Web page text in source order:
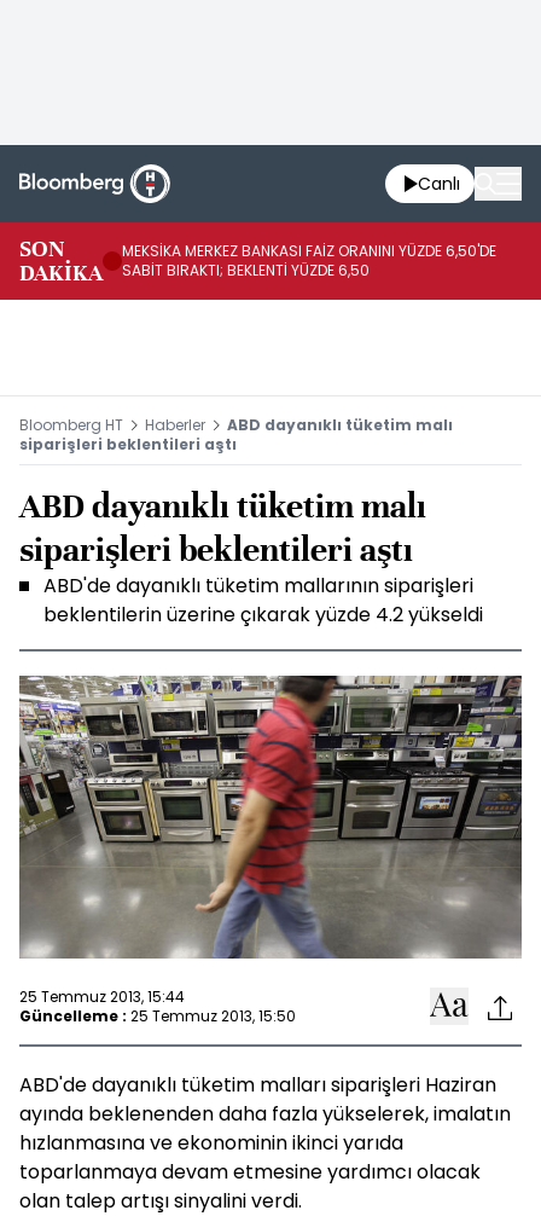
Canlı
SON
DAKİKA
MEKSİKA MERKEZ BANKASI FAİZ ORANINI YÜZDE 6,50'DE
SABİT BIRAKTI; BEKLENTİ YÜZDE 6,50
Bloomberg HT Haberler
ABD dayanıklı tüketim malı
siparişleri beklentileri aştı
ABD dayanıklı tüketim malı
siparişleri beklentileri aştı
ABD'de dayanıklı tüketim mallarının siparişleri
beklentilerin üzerine çıkarak yüzde 4.2 yükseldi
25 Temmuz 2013, 15:44
Güncelleme : 25 Temmuz 2013, 15:50
ABD'de dayanıklı tüketim malları siparişleri Haziran
ayında beklenenden daha fazla yükselerek, imalatın
hızlanmasına ve ekonominin ikinci yarıda
toparlanmaya devam etmesine yardımcı olacak
olan talep artışı sinyalini verdi.